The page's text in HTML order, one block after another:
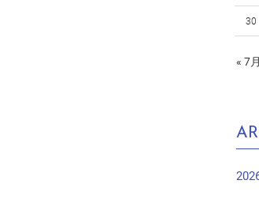
30
« 7月